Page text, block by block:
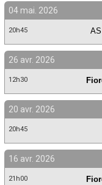
04 mai. 2026
20h45
26 avr. 2026
12h30
20 avr. 2026
20h45
16 avr. 2026
21h00